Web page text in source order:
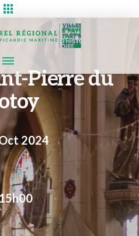
Pierre du
2024